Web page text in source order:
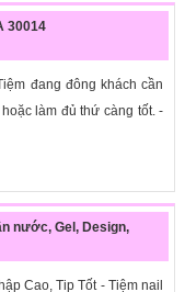
30014
đang đông khách cần
làm đủ thứ càng tốt. -
nước, Gel, Design,
Cao, Tip Tốt - Tiệm nail